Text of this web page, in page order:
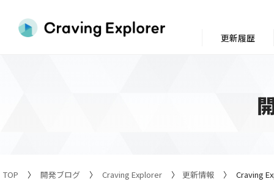
TOP 開発ブログ Craving Explorer 更新情報 Craving
更新履歴